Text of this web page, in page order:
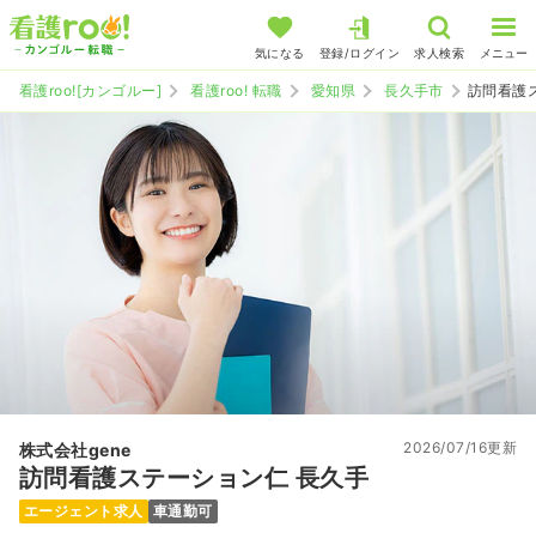
気になる 登録/ログイン 求人検索 メニュー
看護roo![カンゴルー] 看護roo! 転職 愛知県 長久手市 訪問看護
株式会社gene
訪問看護ステーション仁 長久手
2026/07/16更新
エージェント求人 車通勤可